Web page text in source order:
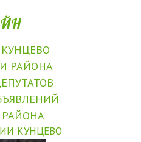
РАЙОНА
РАЙОНА
КУНЦЕВО